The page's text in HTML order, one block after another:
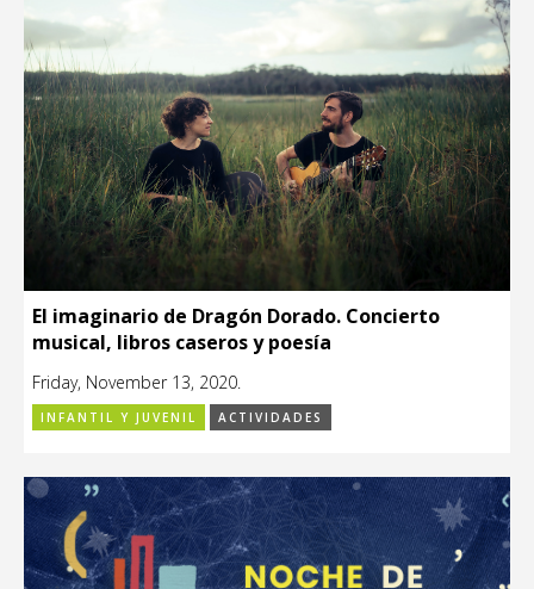
El imaginario de Dragón Dorado. Concierto
musical, libros caseros y poesía
Friday, November 13, 2020.
INFANTIL Y JUVENIL ACTIVIDADES